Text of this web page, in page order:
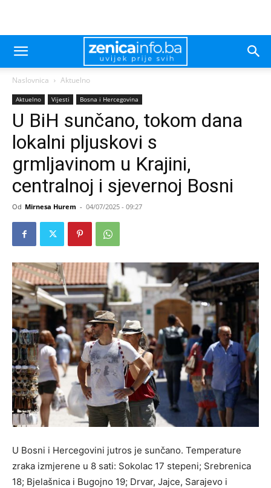
Naslovnica Aktuelno
Aktuelno Vijesti Bosna i Hercegovina
U BiH sunčano, tokom dana
lokalni pljuskovi s
grmljavinom u Krajini,
centralnoj i sjevernoj Bosni
Od Mirnesa Hurem - 04/07/2025 - 09:27
U Bosni i Hercegovini jutros je sunčano. Temperature
zraka izmjerene u 8 sati: Sokolac 17 stepeni; Srebrenica
18; Bjelašnica i Bugojno 19; Drvar, Jajce, Sarajevo i